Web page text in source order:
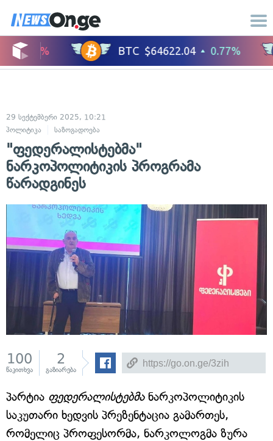
29 სექტემბერი 2025, 10:21
პოლიტიკა
საზოგადოება
"ფედერალისტებმა"
ნარკოპოლიტიკის პროგრამა
წარადგინეს
100
წაკითხვა
2
გაზიარება
პარტია ფედერალისტებმანარკოპოლიტიკის
საკუთარი ხედვის პრეზენტაცია გამართეს,
რომელიც პროფესორმა, ნარკოლოგმა ზურა